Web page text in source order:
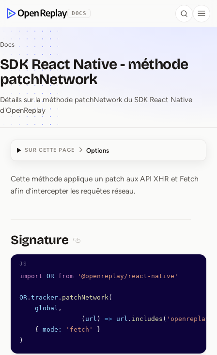
OpenReplay
DOCS Search
Docs
SDK React Native - méthode
patchNetwork
Détails sur la méthode patchNetwork du SDK React Native
d'OpenReplay
SUR CETTE PAGE Options
SDK React Native ⁠-⁠
Cette méthode applique un patch aux API XHR et Fetch
afin d’intercepter les requêtes réseau.
Signature
import OR from '@openreplay/react-native'
OR . tracker . patchNetwork(
    global
,
		(
url ) => url . includes (
    {
mode: 'fetch'
}
)